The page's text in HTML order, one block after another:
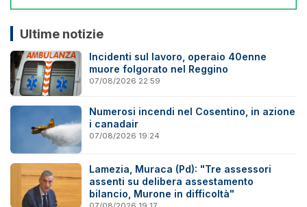
Ultime notizie
Incidenti sul lavoro, operaio 40enne
muore folgorato nel Reggino
07/08/2026 22:59
Numerosi incendi nel Cosentino, in azione
i canadair
07/08/2026 19:24
Lamezia, Muraca (Pd): "Tre assessori
assenti su delibera assestamento
bilancio, Murone in difficoltà"